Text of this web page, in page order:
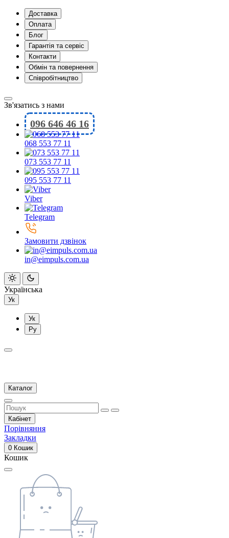
Доставка
Оплата
Блог
Гарантія та сервіс
Контакти
Обмін та повернення
Співробітництво
Зв'язатись з нами
096 646 46 16
068 553 77 11
073 553 77 11
095 553 77 11
Viber
Telegram
Замовити дзвінок
in@eimpuls.com.ua
Українська
Ук
Ук
Ру
Каталог
Кабінет
Порівняння
Закладки
0 Кошик
Кошик